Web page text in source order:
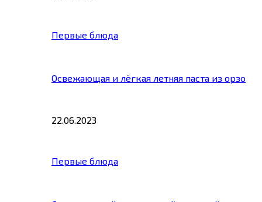
Первые блюда
Освежающая и лёгкая летняя паста из орзо
22.06.2023
Первые блюда